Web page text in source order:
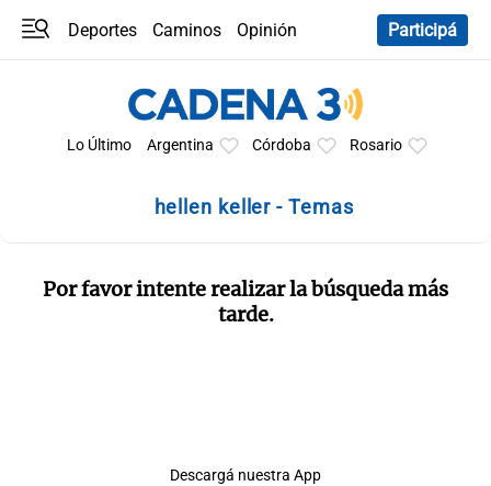
Deportes Caminos
Opinión
Participá
Lo Último Argentina Córdoba Rosario
hellen keller - Temas
Por favor intente realizar la búsqueda más
tarde.
Descargá nuestra App